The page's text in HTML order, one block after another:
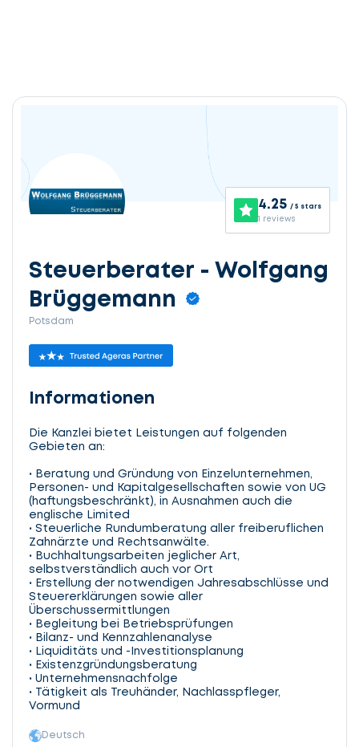
4.25 / 5 stars
1 reviews
Steuerberater - Wolfgang
Brüggemann
Potsdam
Informationen
Die Kanzlei bietet Leistungen auf folgenden
Gebieten an:
• Beratung und Gründung von Einzelunternehmen,
Personen- und Kapitalgesellschaften sowie von UG
(haftungsbeschränkt), in Ausnahmen auch die
englische Limited
• Steuerliche Rundumberatung aller freiberuflichen
Zahnärzte und Rechtsanwälte.
• Buchhaltungsarbeiten jeglicher Art,
selbstverständlich auch vor Ort
• Erstellung der notwendigen Jahresabschlüsse und
Steuererklärungen sowie aller
Überschussermittlungen
• Begleitung bei Betriebsprüfungen
• Bilanz- und Kennzahlenanalyse
• Liquiditäts und -Investitionsplanung
• Existenzgründungsberatung
• Unternehmensnachfolge
• Tätigkeit als Treuhänder, Nachlasspfleger,
Vormund
Deutsch